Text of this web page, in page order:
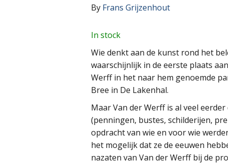
By Frans Grijzenhout
In stock
Wie denkt aan de kunst rond het
waarschijnlijk in de eerste plaats
Werff in het naar hem genoemde
Bree in De Lakenhal.
Maar Van der Werff is al veel
(penningen, bustes, schilderijen,
opdracht van wie en voor wie
het mogelijk dat ze de eeuwen
nazaten van Van der Werff bij de